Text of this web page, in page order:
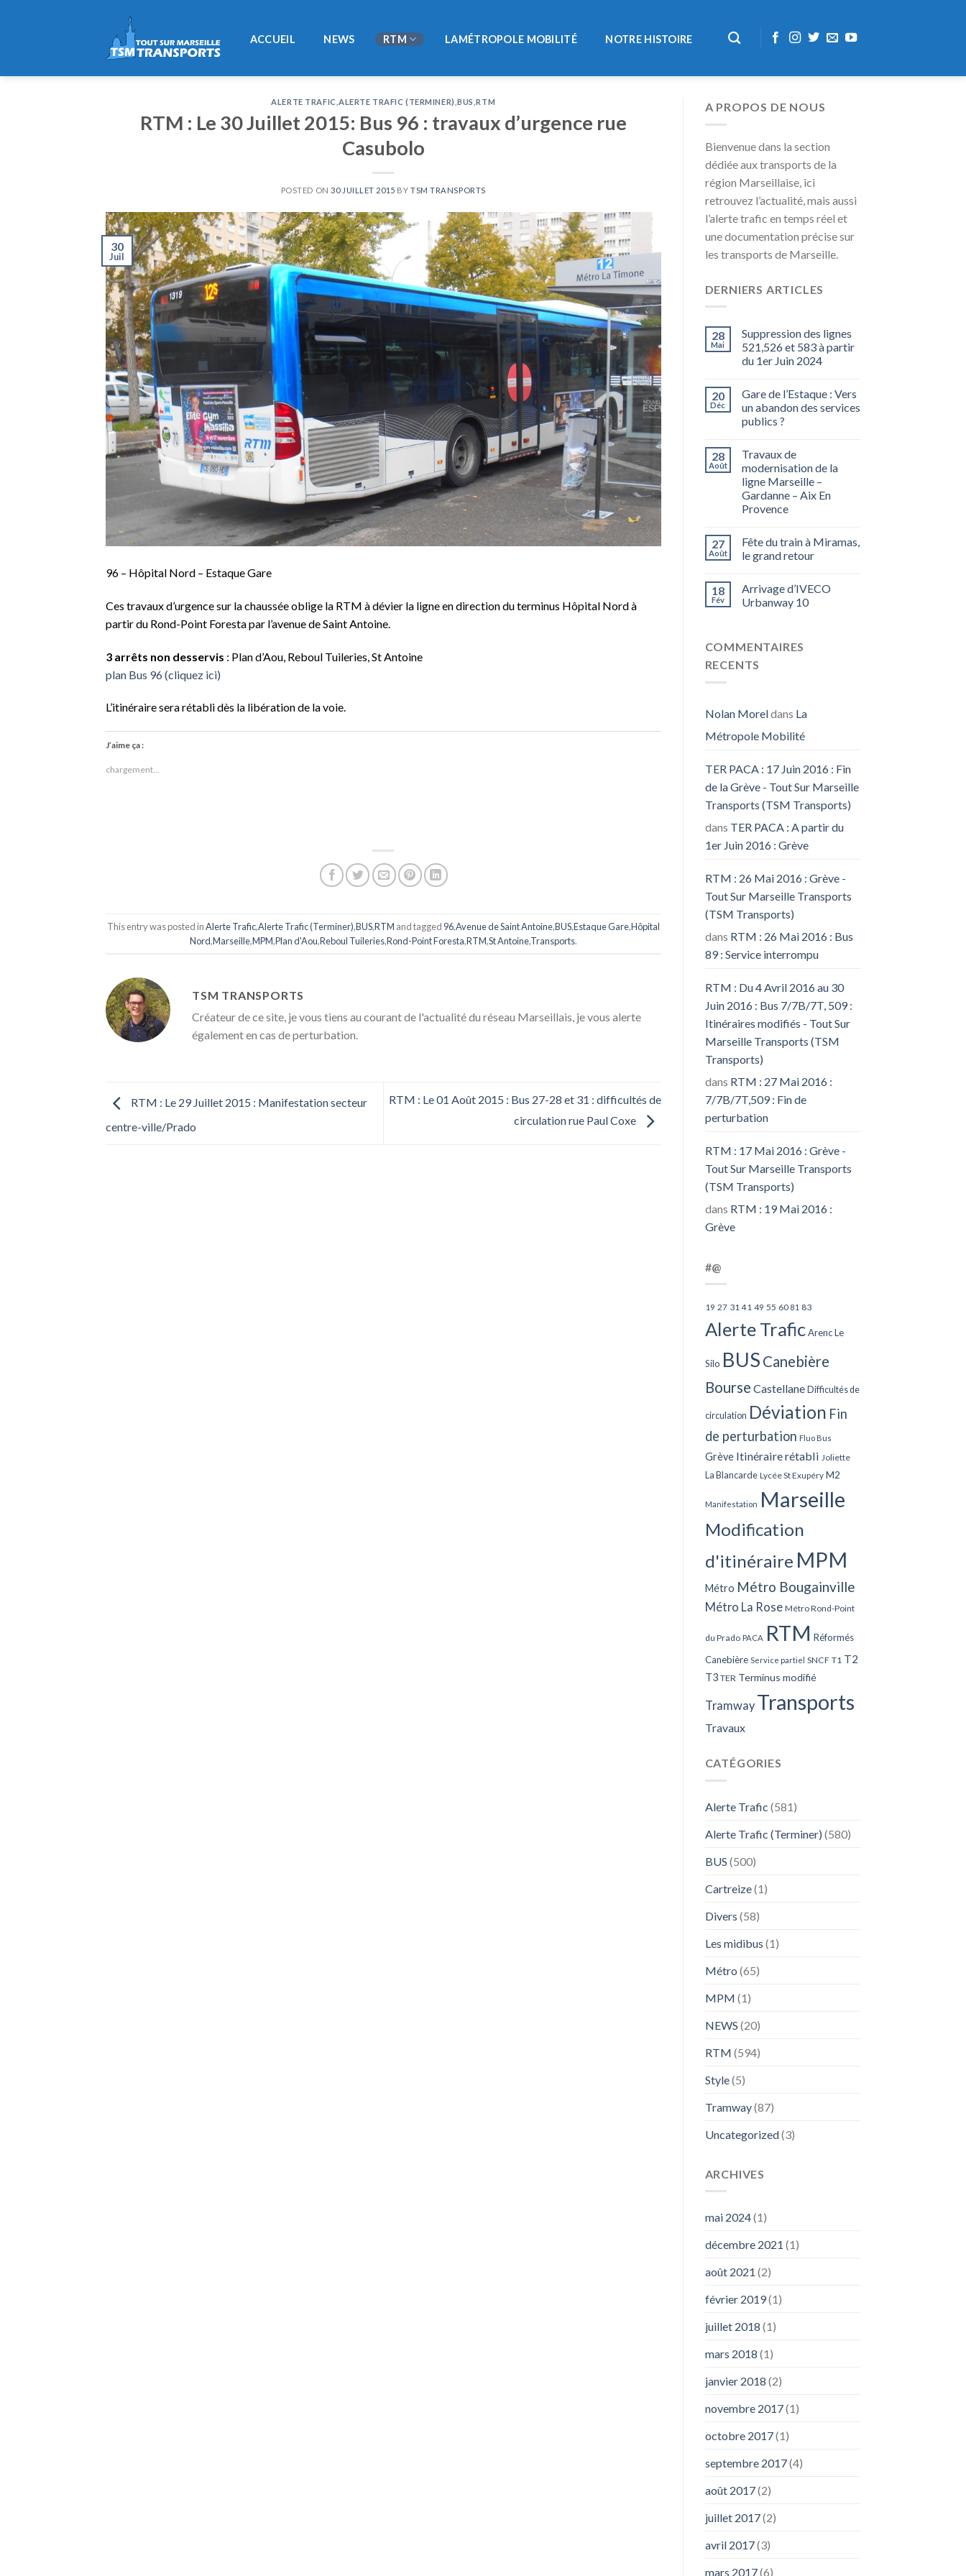
ACCUEIL NEWS RTM LAMÉTROPOLE MOBILITÉ NOTRE HISTOIRE
ALERTE TRAFIC ,ALERTE TRAFIC (TERMINER) ,BUS ,RTM
RTM : Le 30 Juillet 2015: Bus 96 : travaux d’urgence rue
Casubolo
POSTED ON30 JUILLET 2015 BY TSM TRANSPORTS
30
Juil
96 – Hôpital Nord – Estaque Gare
Ces travaux d’urgence sur la chaussée oblige la RTM à dévier la ligne en direction du terminus Hôpital Nord à
partir du Rond-Point Foresta par l’avenue de Saint Antoine.
3 arrêts non desservis : Plan d’Aou, Reboul Tuileries, St Antoine
plan Bus 96 (cliquez ici)
L’itinéraire sera rétabli dès la libération de la voie.
J’aime ça :
chargement…
This entry was posted inAlerte Trafic,Alerte Trafic (Terminer),BUS,RTM and tagged 96,Avenue de Saint Antoine,BUS,Estaque Gare,Hôpital
Nord,Marseille,MPM,Plan d'Aou,Reboul Tuileries,Rond-Point Foresta,RTM,St Antoine,Transports.
TSM TRANSPORTS
Créateur de ce site, je vous tiens au courant de l'actualité du réseau Marseillais, je vous alerte
également en cas de perturbation.
RTM : Le 29 Juillet 2015 : Manifestation secteur
centre-ville/Prado
RTM : Le 01 Août 2015 : Bus 27-28 et 31 : difficultés de
circulation rue Paul Coxe
A PROPOS DE NOUS
Bienvenue dans la section
dédiée aux transports de la
région Marseillaise, ici
retrouvez l’actualité, mais aussi
l’alerte trafic en temps réel et
une documentation précise sur
les transports de Marseille.
DERNIERS ARTICLES
28
Mai
Suppression des lignes
521,526 et 583 à partir
du 1er Juin 2024
20
Déc
Gare de l’Estaque : Vers
un abandon des services
publics ?
28
Août
Travaux de
modernisation de la
ligne Marseille –
Gardanne – Aix En
Provence
27
Août
Fête du train à Miramas,
le grand retour
18
Fév
Arrivage d’IVECO
Urbanway 10
COMMENTAIRES
RECENTS
Nolan Moreldans La
Métropole Mobilité
TER PACA : 17 Juin 2016 : Fin
de la Grève - Tout Sur Marseille
Transports (TSM Transports)
dans TER PACA : A partir du
1er Juin 2016 : Grève
RTM : 26 Mai 2016 : Grève -
Tout Sur Marseille Transports
(TSM Transports)
dans RTM : 26 Mai 2016 : Bus
89 : Service interrompu
RTM : Du 4 Avril 2016 au 30
Juin 2016 : Bus 7/7B/7T, 509 :
Itinéraires modifiés - Tout Sur
Marseille Transports (TSM
Transports)
dans RTM : 27 Mai 2016 :
7/7B/7T,509 : Fin de
perturbation
RTM : 17 Mai 2016 : Grève -
Tout Sur Marseille Transports
(TSM Transports)
dans RTM : 19 Mai 2016 :
Grève
#@
19 27 31 41 49 55 60 81 83
Alerte Trafic Arenc Le
Silo BUS Canebière
Bourse Castellane Difficultés de
circulation Déviation Fin
de perturbation Fluo Bus
Grève Itinéraire rétabli Joliette
La Blancarde Lycée St Exupéry M2
Manifestation Marseille
Modification
d'itinéraire MPM
Métro Métro Bougainville
Métro La Rose Métro Rond-Point
du Prado PACA RTM Réformés
Canebière Service partiel SNCF T1 T2
T3 TER Terminus modifié
Tramway Transports
Travaux
CATÉGORIES
Alerte Trafic (581)
Alerte Trafic (Terminer) (580)
BUS (500)
Cartreize(1)
Divers (58)
Les midibus (1)
Métro (65)
MPM (1)
NEWS (20)
RTM (594)
Style(5)
Tramway(87)
Uncategorized(3)
ARCHIVES
mai 2024(1)
décembre 2021 (1)
août 2021 (2)
février 2019(1)
juillet 2018 (1)
mars 2018 (1)
janvier 2018 (2)
novembre 2017(1)
octobre 2017(1)
septembre 2017(4)
août 2017(2)
juillet 2017(2)
avril 2017(3)
mars 2017(6)